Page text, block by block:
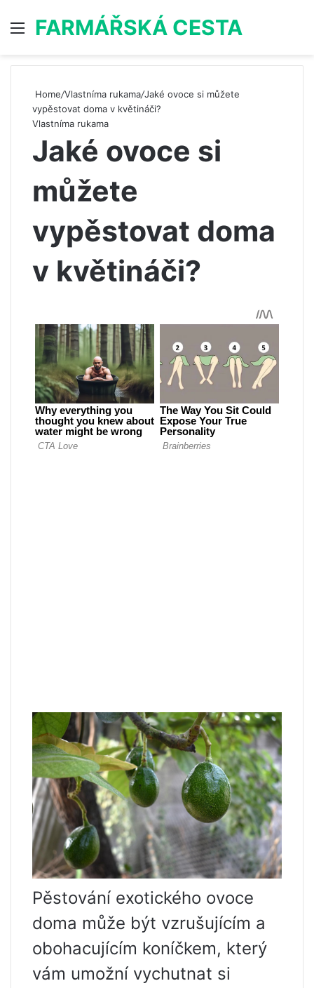
Menu
FARMÁŘSKÁ CESTA
Home/Vlastníma rukama/Jaké ovoce si můžete
vypěstovat doma v květináči?
Vlastníma rukama
Jaké ovoce si
můžete
vypěstovat doma
v květináči?
Pěstování exotického ovoce
doma může být vzrušujícím a
obohacujícím koníčkem, který
vám umožní vychutnat si